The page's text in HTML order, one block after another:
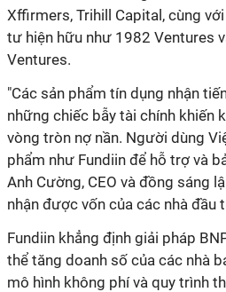
Xffirmers, Trihill Capital, cùng
tư hiện hữu như 1982 Ventures
Ventures.
"Các sản phẩm tín dụng nhận
những chiếc bẫy tài chính khiến
vòng tròn nợ nần. Người dùng
phẩm như Fundiin để hỗ trợ và
Anh Cường, CEO và đồng sáng
nhận được vốn của các nhà đầu
Fundiin khẳng định giải pháp
thể tăng doanh số của các nhà
mô hình không phí và quy trình